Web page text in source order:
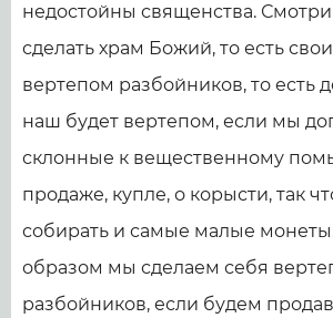
недостойны священства.
сделать храм Божий, то есть
вертепом разбойников, то есть
наш будет вертепом, если мы
склонные к вещественному
продаже, купле, о корысти, так
собирать и самые малые
образом мы сделаем себя
разбойников, если будем